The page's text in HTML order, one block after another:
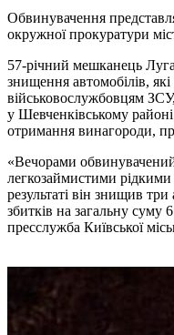
Обвинувачення представляли прокурори Шевченківської
окружної прокуратури
57-річний мешканець
знищення автомобілів,
військовослужбовцям
у Шевченківському
отримання винагороди,
«Вечорами
легкозаймистими
результаті він знищив
збитків на загальну суму
пресслужба Київської